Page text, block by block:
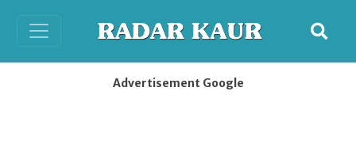
Advertisement Google